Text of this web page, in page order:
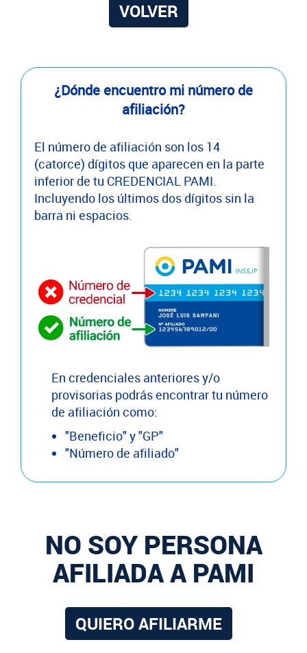
VOLVER
¿Dónde encuentro mi número de
afiliación?
El número de afiliación son los 14
(catorce) dígitos que aparecen en la parte
inferior de tu CREDENCIAL PAMI.
Incluyendo los últimos dos dígitos sin la
barra ni espacios.
En credenciales anteriores y/o
provisorias podrás encontrar tu número
de afiliación como:
"Beneficio" y "GP"
"Número de afiliado"
NO SOY PERSONA
AFILIADA A PAMI
QUIERO AFILIARME